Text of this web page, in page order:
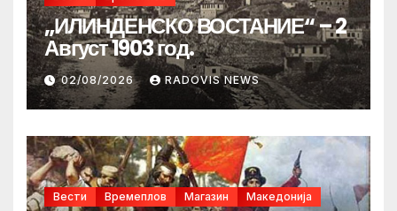
„ИЛИНДЕНСКО ВОСТАНИЕ“ – 2
Август 1903 год.
02/08/2026 RADOVIS NEWS
Вести Времеплов Магазин Македонија